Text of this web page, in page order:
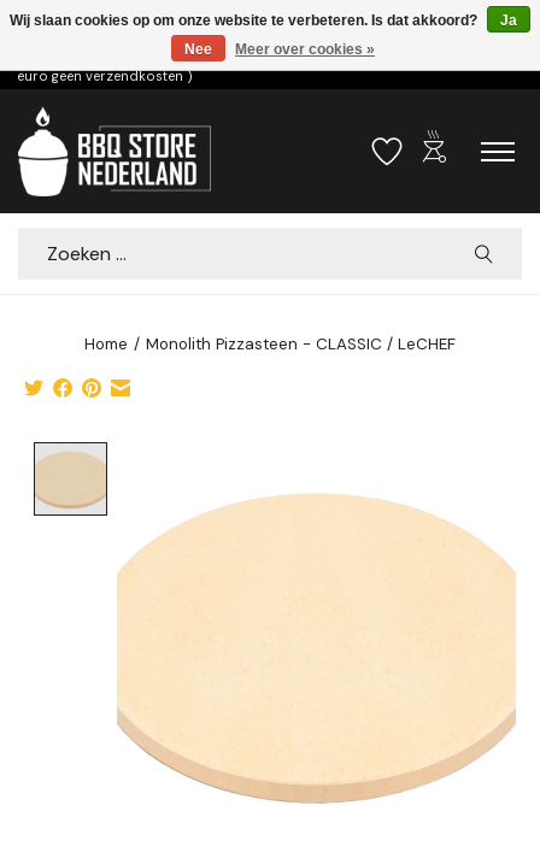
Voor 15.00u besteld dezelfde dag verzonden! ( 6,95 verzendkosten, vanaf 75
euro geen verzendkosten )
Verlanglijst
outdoor_grill
Zoeken
Home / Monolith Pizzasteen - CLASSIC / LeCHEF
Wij slaan cookies op om onze website te verbeteren. Is dat akkoord?
Ja
Nee
Meer over cookies »